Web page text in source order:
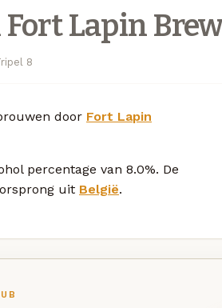
Fort Lapin
8
door Fort Lapin
percentage van 8.0%. De
uit België.